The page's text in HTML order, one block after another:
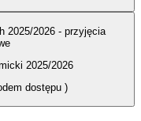
2025/2026 - przyjęcia
2025/2026
dostępu )